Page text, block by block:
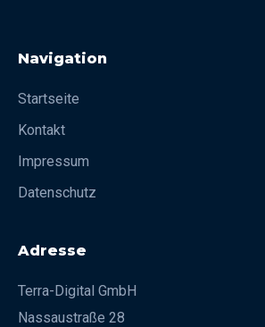
Navigation
Startseite
Kontakt
Impressum
Datenschutz
Adresse
Terra-Digital GmbH
Nassaustraße 28